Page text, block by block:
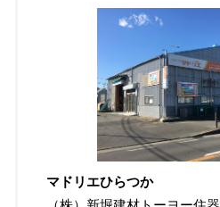
マドリエひらつか